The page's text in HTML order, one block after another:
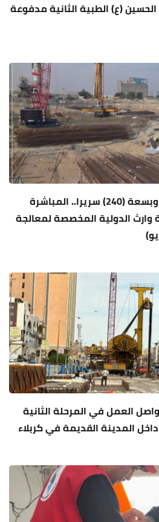
(ع) الطبية الثانية مدفوعة
بتوجيه ممثل المرجعية وبسعة (240) سريرا.. المباشرة
الدولية المخصصة لمعالجة
العمل في المرحلة الثانية
المدينة القديمة في كربلاء